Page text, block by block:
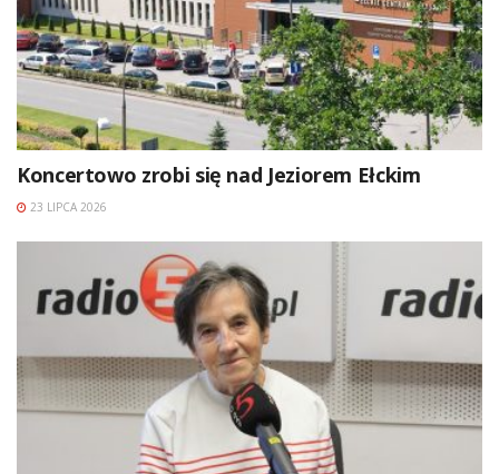
Koncertowo zrobi się nad Jeziorem Ełckim
23 LIPCA 2026